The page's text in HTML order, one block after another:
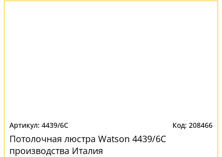
4439/6C 208466
Потолочная люстра Watson 4439/6C
производства Италия